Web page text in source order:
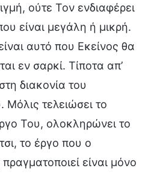
ούτε Τον ενδιαφέρει
είναι μεγάλη ή μικρή.
αυτό που Εκείνος θα
εν σαρκί. Τίποτα απ’
διακονία του
τελειώσει το
Του, ολοκληρώνει το
το έργο που ο
είναι μόνο